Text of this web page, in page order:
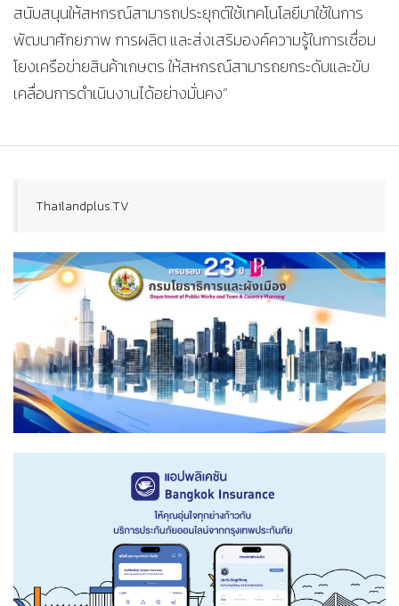
สนับสนุนให้สหกรณ์สามารถประยุกต์ใช้เทคโนโลยีมาใช้ในการ
พัฒนาศักยภาพ การผลิต และส่งเสริมองค์ความรู้ในการเชื่อม
โยงเครือข่ายสินค้าเกษตร ให้สหกรณ์สามารถยกระดับและขับ
เคลื่อนการดำเนินงานได้อย่างมั่นคง”
Thailandplus.TV